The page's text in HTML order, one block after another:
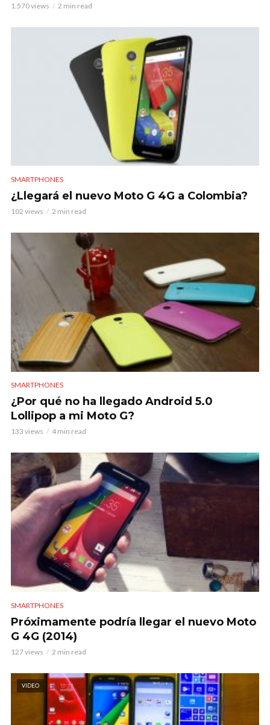
1.570 views 2 min read
SMARTPHONES
¿Llegará el nuevo Moto G 4G a Colombia?
102 views 2 min read
SMARTPHONES
¿Por qué no ha llegado Android 5.0
Lollipop a mi Moto G?
133 views 4 min read
SMARTPHONES
Próximamente podría llegar el nuevo Moto
G 4G (2014)
127 views 2 min read
VIDEO